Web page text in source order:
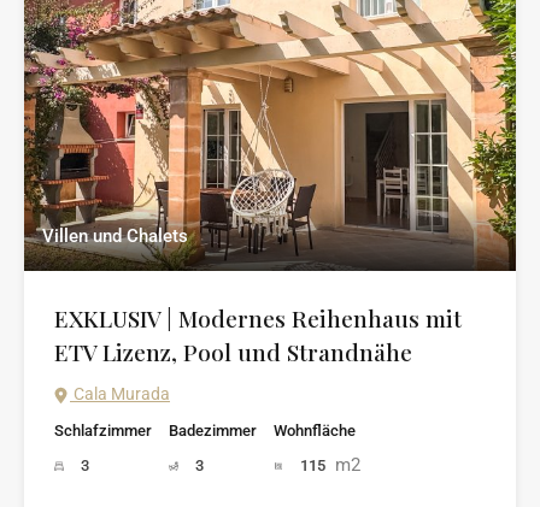
Villen und Chalets
EXKLUSIV | Modernes Reihenhaus mit
ETV Lizenz, Pool und Strandnähe
Cala Murada
Schlafzimmer
3
Badezimmer
3
Wohnfläche
115 m2